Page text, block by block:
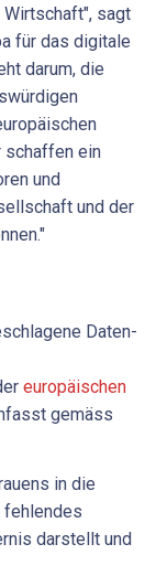
sagt
für das digitale
darum, die
schaffen ein
und
und der
Daten-
europäischen
gemäss
in die
fehlendes
darstellt und